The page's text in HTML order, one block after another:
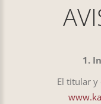
1.
El titular y